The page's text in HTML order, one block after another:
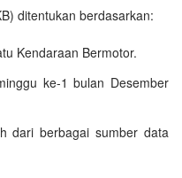
ditentukan berdasarkan:
Kendaraan Bermotor.
ke-1 bulan Desember
dari berbagai sumber data